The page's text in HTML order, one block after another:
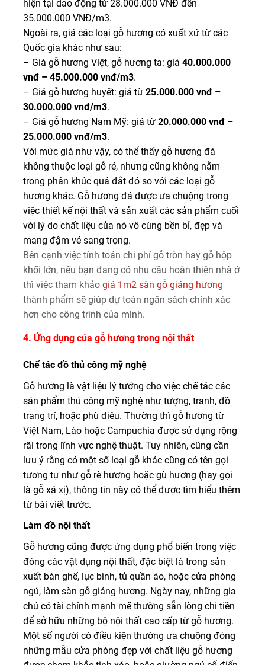
hiện tại dao động từ 28.000.000 VNĐ đến
35.000.000 VNĐ/m3.
Ngoài ra, giá các loại gỗ hương có xuất xứ từ các
Quốc gia khác như sau:
– Giá gỗ hương Việt, gỗ hương ta: giá 40.000.000
vnđ – 45.000.000 vnđ/m3.
– Giá gỗ hương huyết: giá từ 25.000.000 vnđ –
30.000.000 vnđ/m3.
– Giá gỗ hương Nam Mỹ: giá từ 20.000.000 vnđ –
25.000.000 vnđ/m3.
Với mức giá như vậy, có thể thấy gỗ hương đá
không thuộc loại gỗ rẻ, nhưng cũng không nằm
trong phân khúc quá đắt đỏ so với các loại gỗ
hương khác. Gỗ hương đá được ưa chuộng trong
việc thiết kế nội thất và sản xuất các sản phẩm cuối
với lý do chất liệu của nó vô cùng bền bỉ, đẹp và
mang đậm vẻ sang trọng.
Bên cạnh việc tính toán chi phí gỗ tròn hay gỗ hộp
khối lớn, nếu bạn đang có nhu cầu hoàn thiện nhà ở
thì việc tham khảo giá 1m2 sàn gỗ giáng hương
thành phẩm sẽ giúp dự toán ngân sách chính xác
hơn cho công trình của mình.
4. Ứng dụng của gỗ hương trong nội thất
Chế tác đồ thủ công mỹ nghệ
Gỗ hương là vật liệu lý tưởng cho việc chế tác các
sản phẩm thủ công mỹ nghệ như tượng, tranh, đồ
trang trí, hoặc phù điêu. Thường thì gỗ hương từ
Việt Nam, Lào hoặc Campuchia được sử dụng rộng
rãi trong lĩnh vực nghệ thuật. Tuy nhiên, cũng cần
lưu ý rằng có một số loại gỗ khác cũng có tên gọi
tương tự như gỗ rè hương hoặc gù hương (hay gọi
là gỗ xá xị), thông tin này có thể được tìm hiểu thêm
từ bài viết trước.
Làm đồ nội thất
Gỗ hương cũng được ứng dụng phổ biến trong việc
đóng các vật dụng nội thất, đặc biệt là trong sản
xuất bàn ghế, lục bình, tủ quần áo, hoặc cửa phòng
ngủ, làm sàn gỗ giáng hương. Ngày nay, những gia
chủ có tài chính mạnh mẽ thường sẵn lòng chi tiền
để sở hữu những bộ nội thất cao cấp từ gỗ hương.
Một số người có điều kiện thường ưa chuộng đóng
những mẫu cửa phòng đẹp với chất liệu gỗ hương